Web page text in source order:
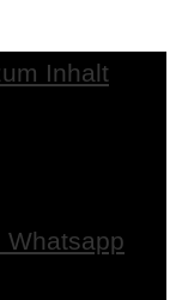
Inhalt
Whatsapp